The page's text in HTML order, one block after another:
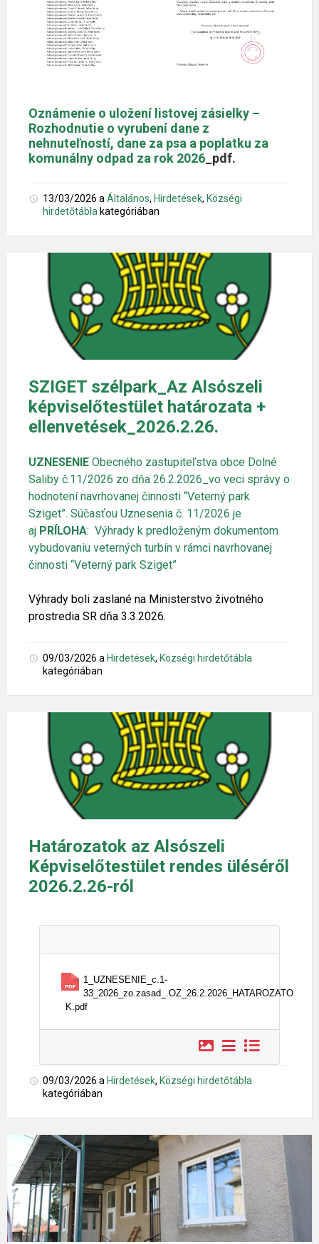
Zámer c. 1-Z_2026_Pótlék I-nehnuteľnosti pri RD
Zámer c. 4-Z/2026-ALSZER_Vyžiadanie cenov.
Oznámenie o uložení listovej zásielky –
Rozhodnutie o vyrubení dane z
nehnuteľností, dane za psa a poplatku za
komunálny odpad za rok 2026 _pdf.
13/03/2026 a Általános, Hirdetések, Községi
hirdetőtábla kategóriában
SZIGET szélpark_Az Alsószeli
képviselőtestület határozata +
ellenvetések_2026.2.26.
UZNESENIE Obecného zastupiteľstva obce Dolné
Saliby č.11/2026 zo dňa 26.2.2026_vo veci správy o
hodnotení navrhovanej činnosti “Veterný park
Sziget”. Súčasťou Uznesenia č. 11/2026 je
aj PRÍLOHA: Výhrady k predloženým dokumentom
vybudovaniu veterných turbín v rámci navrhovanej
činnosti “Veterný park Sziget”
Výhrady boli zaslané na Ministerstvo životného
prostredia SR dňa 3.3.2026.
09/03/2026 a Hirdetések, Községi hirdetőtábla
kategóriában
Határozatok az Alsószeli
Képviselőtestület rendes üléséről
2026.2.26-ról
1_UZNESENIE_c.1-
33_2026_zo.zasad_.OZ_26.2.2026_HATAROZATO
K.pdf
09/03/2026 a Hirdetések, Községi hirdetőtábla
kategóriában